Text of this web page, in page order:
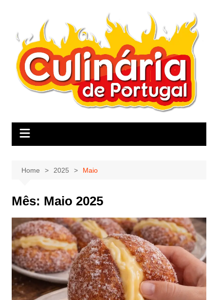
Home 2025 Maio
Mês: Maio 2025